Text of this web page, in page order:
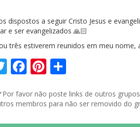
dispostos a seguir Cristo Jesus e
e ser evangelizados 🙏🏻
três estiverem reunidos em meu
Twitter
Facebook
Pinterest
favor não poste links de outros
membros para não ser removido do